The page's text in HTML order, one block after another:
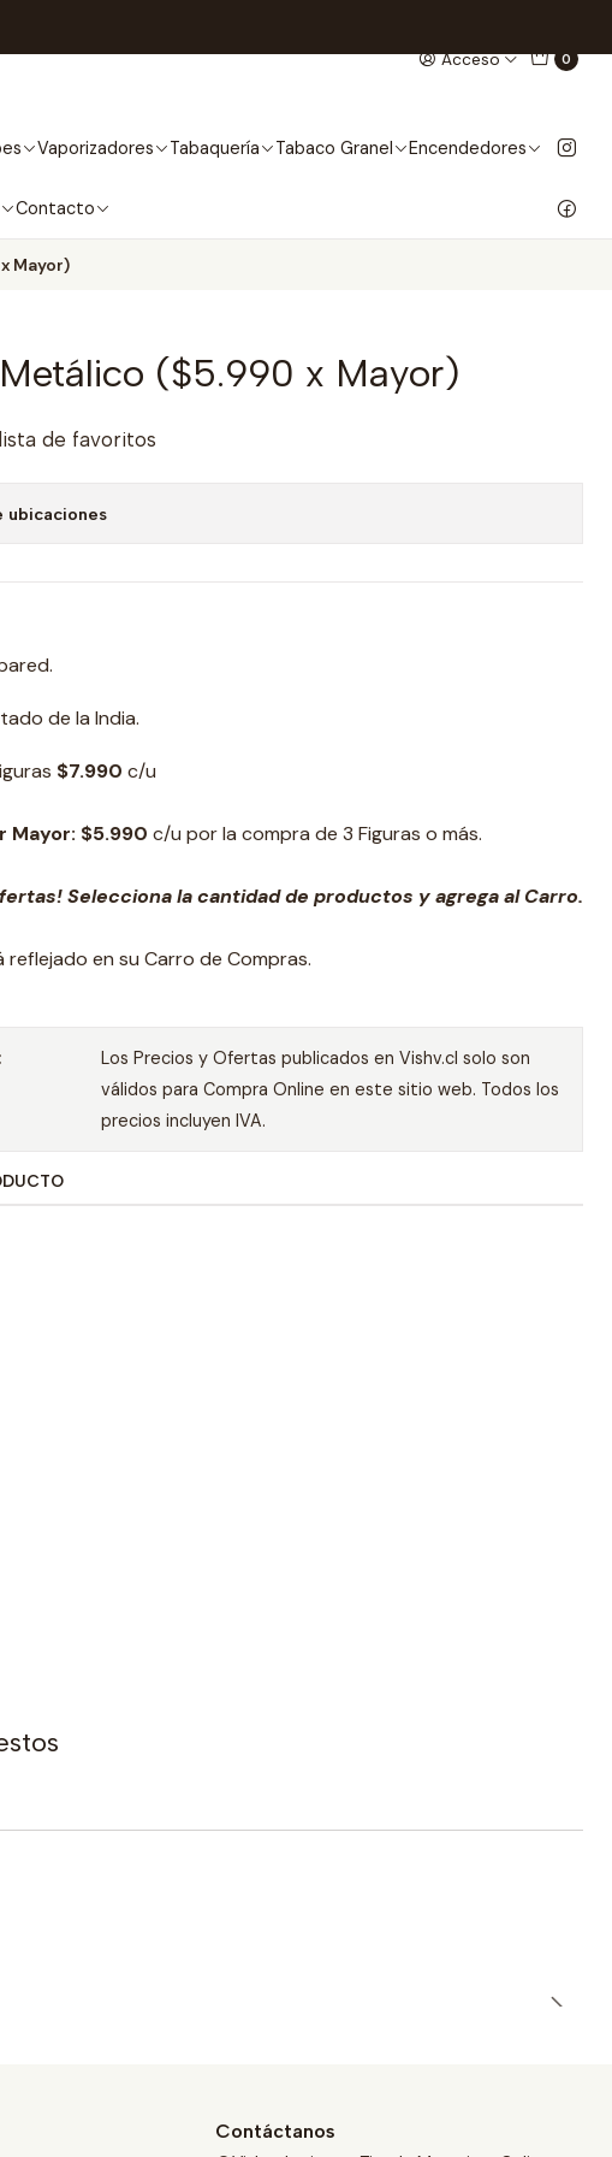
Acceso 0
Vaporizadores Tabaquería Tabaco Granel Encendedores
Contacto
Mayor)
($5.990 x Mayor)
de favoritos
ubicaciones
de la India.
$7.990 c/u
$5.990 c/u por la compra de 3 Figuras o más.
Selecciona la cantidad de productos y agrega al Carro.
reflejado en su Carro de Compras.
Los Precios y Ofertas publicados en Vishv.cl solo son
válidos para Compra Online en este sitio web. Todos los
precios incluyen IVA.
Contáctanos